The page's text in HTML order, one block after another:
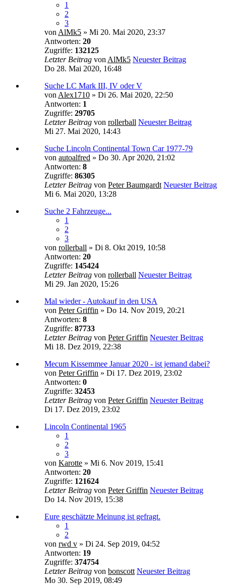
1
2
3
von AlMk5 » Mi 20. Mai 2020, 23:37
Antworten: 20
Zugriffe: 132125
Letzter Beitrag von AlMk5 Neuester Beitrag
Do 28. Mai 2020, 16:48
Suche LC Mark III, IV oder V
von Alex1710 » Di 26. Mai 2020, 22:50
Antworten: 1
Zugriffe: 29705
Letzter Beitrag von rollerball Neuester Beitrag
Mi 27. Mai 2020, 14:43
Suche Lincoln Continental Town Car 1977-79
von autoalfred » Do 30. Apr 2020, 21:02
Antworten: 8
Zugriffe: 86305
Letzter Beitrag von Peter Baumgardt Neuester Beitrag
Mi 6. Mai 2020, 13:28
Suche 2 Fahrzeuge...
1
2
3
von rollerball » Di 8. Okt 2019, 10:58
Antworten: 20
Zugriffe: 145424
Letzter Beitrag von rollerball Neuester Beitrag
Mi 29. Jan 2020, 15:26
Mal wieder - Autokauf in den USA
von Peter Griffin » Do 14. Nov 2019, 20:21
Antworten: 8
Zugriffe: 87733
Letzter Beitrag von Peter Griffin Neuester Beitrag
Mi 18. Dez 2019, 22:38
Mecum Kissemmee Januar 2020 - ist jemand dabei?
von Peter Griffin » Di 17. Dez 2019, 23:02
Antworten: 0
Zugriffe: 32453
Letzter Beitrag von Peter Griffin Neuester Beitrag
Di 17. Dez 2019, 23:02
Lincoln Continental 1965
1
2
3
von Karotte » Mi 6. Nov 2019, 15:41
Antworten: 20
Zugriffe: 121624
Letzter Beitrag von Peter Griffin Neuester Beitrag
Do 14. Nov 2019, 15:38
Eure geschätzte Meinung ist gefragt.
1
2
von rwd v » Di 24. Sep 2019, 04:52
Antworten: 19
Zugriffe: 374754
Letzter Beitrag von bonscott Neuester Beitrag
Mo 30. Sep 2019, 08:49